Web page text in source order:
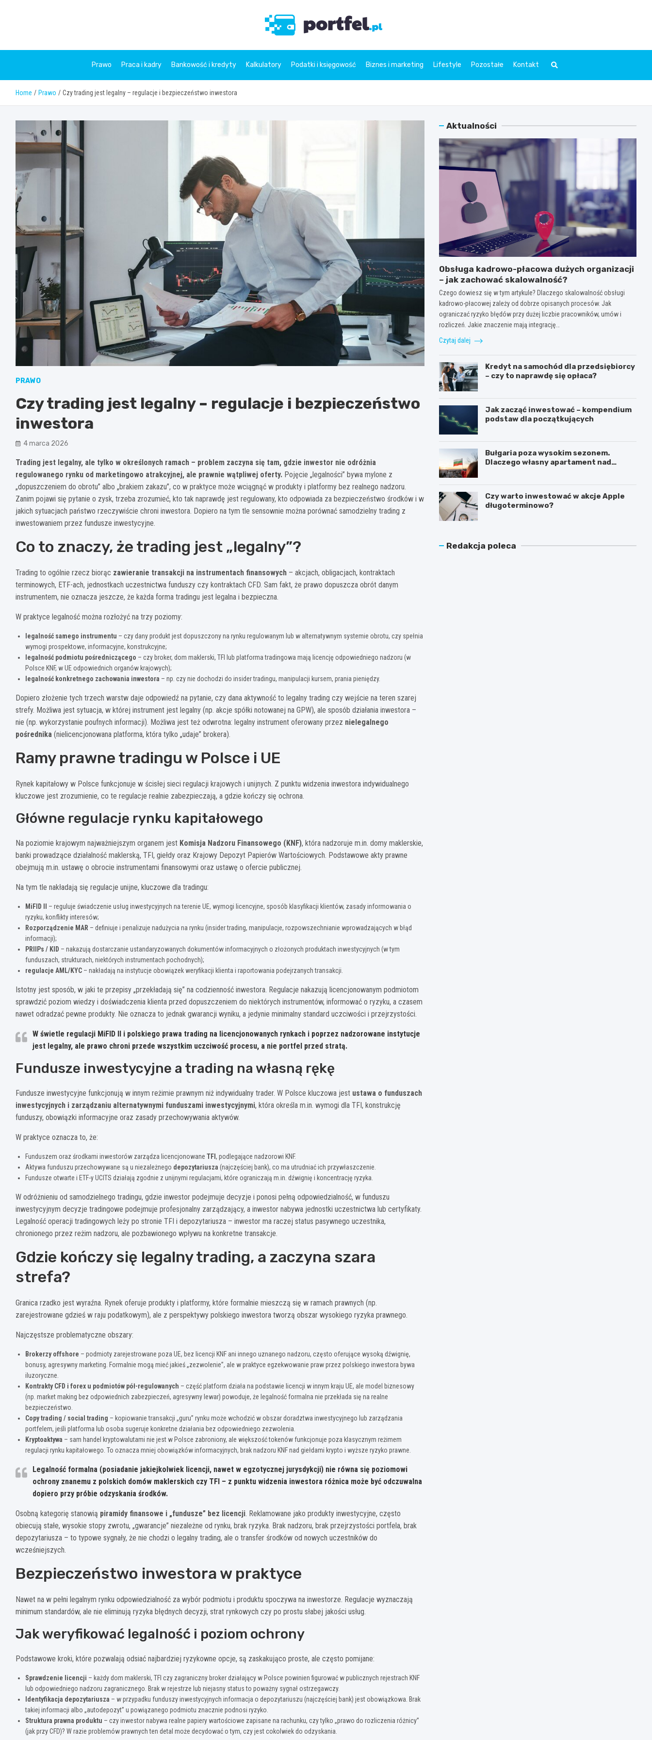
Prawo Praca i kadry Bankowość i kredyty Kalkulatory Podatki i księgowość Biznes i marketing Lifestyle Pozostałe Kontakt
Home Prawo Czy trading jest legalny – regulacje i bezpieczeństwo inwestora
PRAWO
Czy trading jest legalny – regulacje i bezpieczeństwo
inwestora
4 marca 2026
Trading jest legalny, ale tylko w określonych ramach – problem zaczyna się tam, gdzie inwestor nie odróżnia
regulowanego rynku od marketingowo atrakcyjnej, ale prawnie wątpliwej oferty. Pojęcie „legalności” bywa mylone z
„dopuszczeniem do obrotu” albo „brakiem zakazu”, co w praktyce może wciągnąć w produkty i platformy bez realnego nadzoru.
Zanim pojawi się pytanie o zysk, trzeba zrozumieć, kto tak naprawdę jest regulowany, kto odpowiada za bezpieczeństwo środków i w
jakich sytuacjach państwo rzeczywiście chroni inwestora. Dopiero na tym tle sensownie można porównać samodzielny trading z
inwestowaniem przez fundusze inwestycyjne.
Co to znaczy, że trading jest „legalny”?
Trading to ogólnie rzecz biorąc zawieranie transakcji na instrumentach finansowych – akcjach, obligacjach, kontraktach
terminowych, ETF-ach, jednostkach uczestnictwa funduszy czy kontraktach CFD. Sam fakt, że prawo dopuszcza obrót danym
instrumentem, nie oznacza jeszcze, że każda forma tradingu jest legalna i bezpieczna.
W praktyce legalność można rozłożyć na trzy poziomy:
legalność samego instrumentu – czy dany produkt jest dopuszczony na rynku regulowanym lub w alternatywnym systemie obrotu, czy spełnia
wymogi prospektowe, informacyjne, konstrukcyjne;
legalność podmiotu pośredniczącego – czy broker, dom maklerski, TFI lub platforma tradingowa mają licencję odpowiedniego nadzoru (w
Polsce KNF, w UE odpowiednich organów krajowych);
legalność konkretnego zachowania inwestora – np. czy nie dochodzi do insider tradingu, manipulacji kursem, prania pieniędzy.
Dopiero złożenie tych trzech warstw daje odpowiedź na pytanie, czy dana aktywność to legalny trading czy wejście na teren szarej
strefy. Możliwa jest sytuacja, w której instrument jest legalny (np. akcje spółki notowanej na GPW), ale sposób działania inwestora –
nie (np. wykorzystanie poufnych informacji). Możliwa jest też odwrotna: legalny instrument oferowany przez nielegalnego
pośrednika (nielicencjonowana platforma, która tylko „udaje” brokera).
Ramy prawne tradingu w Polsce i UE
Rynek kapitałowy w Polsce funkcjonuje w ścisłej sieci regulacji krajowych i unijnych. Z punktu widzenia inwestora indywidualnego
kluczowe jest zrozumienie, co te regulacje realnie zabezpieczają, a gdzie kończy się ochrona.
Główne regulacje rynku kapitałowego
Na poziomie krajowym najważniejszym organem jest Komisja Nadzoru Finansowego (KNF), która nadzoruje m.in. domy maklerskie,
banki prowadzące działalność maklerską, TFI, giełdy oraz Krajowy Depozyt Papierów Wartościowych. Podstawowe akty prawne
obejmują m.in. ustawę o obrocie instrumentami finansowymi oraz ustawę o ofercie publicznej.
Na tym tle nakładają się regulacje unijne, kluczowe dla tradingu:
MiFID II
– reguluje świadczenie usług inwestycyjnych na terenie UE, wymogi licencyjne, sposób klasyfikacji klientów, zasady informowania o
ryzyku, konflikty interesów;
Rozporządzenie MAR – definiuje i penalizuje nadużycia na rynku (insider trading, manipulacje, rozpowszechnianie wprowadzających w błąd
informacji);
PRIIPs / KID – nakazują dostarczanie ustandaryzowanych dokumentów informacyjnych o złożonych produktach inwestycyjnych (w tym
funduszach, strukturach, niektórych instrumentach pochodnych);
regulacje AML/KYC – nakładają na instytucje obowiązek weryfikacji klienta i raportowania podejrzanych transakcji.
Istotny jest sposób, w jaki te przepisy „przekładają się” na codzienność inwestora. Regulacje nakazują licencjonowanym podmiotom
sprawdzić poziom wiedzy i doświadczenia klienta przed dopuszczeniem do niektórych instrumentów, informować o ryzyku, a czasem
nawet odradzać pewne produkty. Nie oznacza to jednak gwarancji wyniku, a jedynie minimalny standard uczciwości i przejrzystości.
W świetle regulacji MiFID II i polskiego prawa trading na licencjonowanych rynkach i poprzez nadzorowane instytucje
jest legalny, ale prawo chroni przede wszystkim uczciwość procesu, a nie portfel przed stratą.
Fundusze inwestycyjne a trading na własną rękę
Fundusze inwestycyjne funkcjonują w innym reżimie prawnym niż indywidualny trader. W Polsce kluczowa jest ustawa o funduszach
inwestycyjnych i zarządzaniu alternatywnymi funduszami inwestycyjnymi, która określa m.in. wymogi dla TFI, konstrukcję
funduszy, obowiązki informacyjne oraz zasady przechowywania aktywów.
W praktyce oznacza to, że:
Funduszem oraz środkami inwestorów zarządza licencjonowane TFI , podlegające nadzorowi KNF.
Aktywa funduszu przechowywane są u niezależnego depozytariusza (najczęściej bank), co ma utrudniać ich przywłaszczenie.
Fundusze otwarte i ETF-y UCITS działają zgodnie z unijnymi regulacjami, które ograniczają m.in. dźwignię i koncentrację ryzyka.
W odróżnieniu od samodzielnego tradingu, gdzie inwestor podejmuje decyzje i ponosi pełną odpowiedzialność, w funduszu
inwestycyjnym decyzje tradingowe podejmuje profesjonalny zarządzający, a inwestor nabywa jednostki uczestnictwa lub certyfikaty.
Legalność operacji tradingowych leży po stronie TFI i depozytariusza – inwestor ma raczej status pasywnego uczestnika,
chronionego przez reżim nadzoru, ale pozbawionego wpływu na konkretne transakcje.
Gdzie kończy się legalny trading, a zaczyna szara
strefa?
Granica rzadko jest wyraźna. Rynek oferuje produkty i platformy, które formalnie mieszczą się w ramach prawnych (np.
zarejestrowane gdzieś w raju podatkowym), ale z perspektywy polskiego inwestora tworzą obszar wysokiego ryzyka prawnego.
Najczęstsze problematyczne obszary:
Brokerzy offshore – podmioty zarejestrowane poza UE, bez licencji KNF ani innego uznanego nadzoru, często oferujące wysoką dźwignię,
bonusy, agresywny marketing. Formalnie mogą mieć jakieś „zezwolenie”, ale w praktyce egzekwowanie praw przez polskiego inwestora bywa
iluzoryczne.
Kontrakty CFD i forex u podmiotów pół-regulowanych – część platform działa na podstawie licencji w innym kraju UE, ale model biznesowy
(np. market making bez odpowiednich zabezpieczeń, agresywny lewar) powoduje, że legalność formalna nie przekłada się na realne
bezpieczeństwo.
Copy trading / social trading – kopiowanie transakcji „guru” rynku może wchodzić w obszar doradztwa inwestycyjnego lub zarządzania
portfelem, jeśli platforma lub osoba sugeruje konkretne działania bez odpowiedniego zezwolenia.
Kryptoaktywa – sam handel kryptowalutami nie jest w Polsce zabroniony, ale większość tokenów funkcjonuje poza klasycznym reżimem
regulacji rynku kapitałowego. To oznacza mniej obowiązków informacyjnych, brak nadzoru KNF nad giełdami krypto i wyższe ryzyko prawne.
Legalność formalna (posiadanie jakiejkolwiek licencji, nawet w egzotycznej jurysdykcji) nie równa się poziomowi
ochrony znanemu z polskich domów maklerskich czy TFI – z punktu widzenia inwestora różnica może być odczuwalna
dopiero przy próbie odzyskania środków.
Osobną kategorię stanowią piramidy finansowe i „fundusze” bez licencji. Reklamowane jako produkty inwestycyjne, często
obiecują stałe, wysokie stopy zwrotu, „gwarancje” niezależne od rynku, brak ryzyka. Brak nadzoru, brak przejrzystości portfela, brak
depozytariusza – to typowe sygnały, że nie chodzi o legalny trading, ale o transfer środków od nowych uczestników do
wcześniejszych.
Bezpieczeństwo inwestora w praktyce
Nawet na w pełni legalnym rynku odpowiedzialność za wybór podmiotu i produktu spoczywa na inwestorze. Regulacje wyznaczają
minimum standardów, ale nie eliminują ryzyka błędnych decyzji, strat rynkowych czy po prostu słabej jakości usług.
Jak weryfikować legalność i poziom ochrony
Podstawowe kroki, które pozwalają odsiać najbardziej ryzykowne opcje, są zaskakująco proste, ale często pomijane:
Sprawdzenie licencji – każdy dom maklerski, TFI czy zagraniczny broker działający w Polsce powinien figurować w publicznych rejestrach KNF
lub odpowiedniego nadzoru zagranicznego. Brak w rejestrze lub niejasny status to poważny sygnał ostrzegawczy.
Identyfikacja depozytariusza – w przypadku funduszy inwestycyjnych informacja o depozytariuszu (najczęściej bank) jest obowiązkowa. Brak
takiej informacji albo „autodepozyt” u powiązanego podmiotu znacznie podnosi ryzyko.
Struktura prawna produktu – czy inwestor nabywa realne papiery wartościowe zapisane na rachunku, czy tylko „prawo do rozliczenia różnicy”
(jak przy CFD)? W razie problemów prawnych ten detal może decydować o tym, czy jest cokolwiek do odzyskania.
Aktualności
Obsługa kadrowo-płacowa dużych organizacji
– jak zachować skalowalność?
Czego dowiesz się w tym artykule? Dlaczego skalowalność obsługi
kadrowo-płacowej zależy od dobrze opisanych procesów. Jak
ograniczać ryzyko błędów przy dużej liczbie pracowników, umów i
rozliczeń. Jakie znaczenie mają integrację…
Czytaj dalej
Kredyt na samochód dla przedsiębiorcy
– czy to naprawdę się opłaca?
Jak zacząć inwestować – kompendium
podstaw dla początkujących
Bułgaria poza wysokim sezonem.
Dlaczego własny apartament nad
Czy warto inwestować w akcje Apple
długoterminowo?
Redakcja poleca